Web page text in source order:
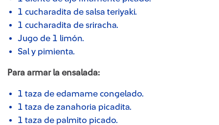
1 cucharadita de salsa teriyaki.
1 cucharadita de sriracha.
Jugo de 1 limón.
Sal y pimienta.
Para armar la ensalada:
1 taza de edamame congelado.
1 taza de zanahoria picadita.
1 taza de palmito picado.